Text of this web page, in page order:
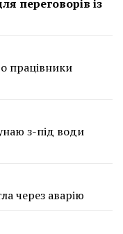
переговорів із
працівники
з-під води
через аварію